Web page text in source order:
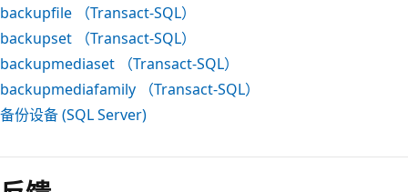
backupfile （Transact-SQL）
backupset （Transact-SQL）
backupmediaset （Transact-SQL）
backupmediafamily （Transact-SQL）
备份设备 (SQL Server)
读